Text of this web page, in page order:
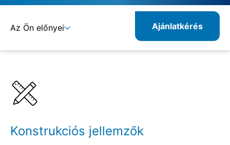
Az Ön előnyei
Rokon termékek
Ajánlatkérés
Konstrukciós jellemzők